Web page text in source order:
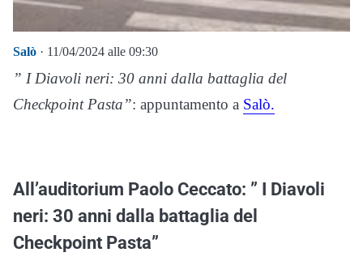
Salò · 11/04/2024 alle 09:30
” I Diavoli neri: 30 anni dalla battaglia del
Checkpoint Pasta”: appuntamento a Salò.
All’auditorium Paolo Ceccato: ” I Diavoli
neri: 30 anni dalla battaglia del
Checkpoint Pasta”